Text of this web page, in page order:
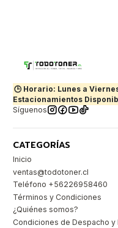
🕒 Horario: Lunes a
Estacionamientos
Síguenos
CATEGORÍAS
Inicio
ventas@todotoner.cl
Teléfono +56226958460
Términos y Condiciones
¿Quiénes somos?
Condiciones de Despacho y